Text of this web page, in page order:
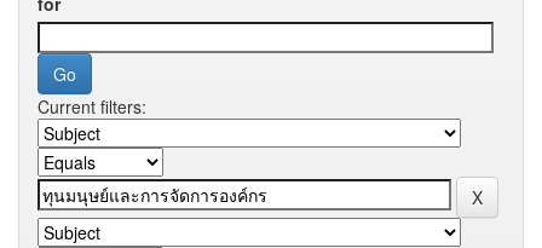
Current filters: